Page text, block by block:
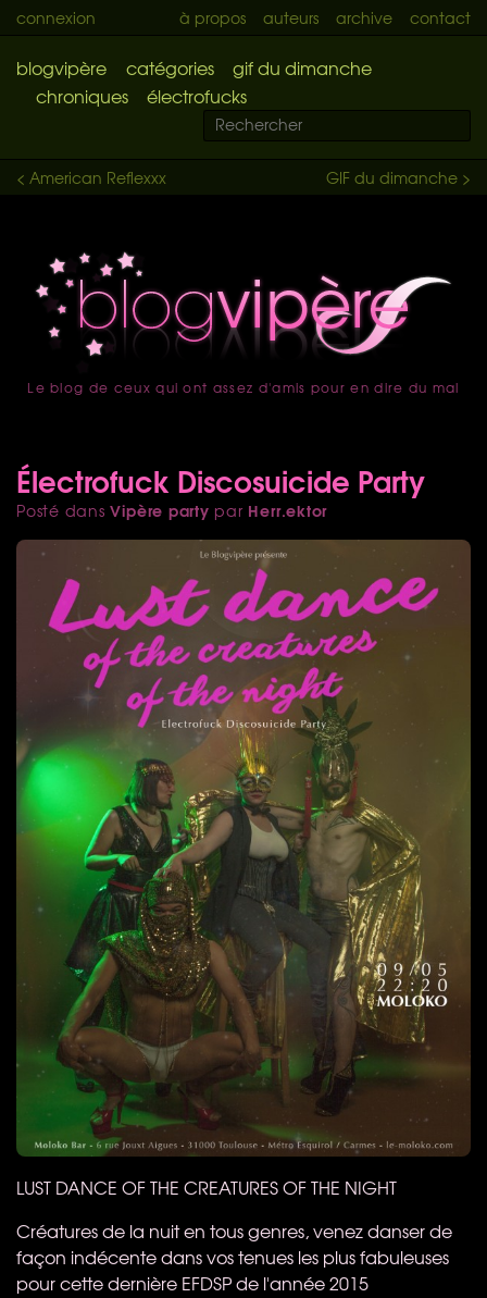
connexion à propos auteurs archive contact
blogvipère catégories
gif du dimanche
chroniques
électrofucks
GIF du dimanche >
< American Reflexxx
accueil
Le blog de ceux qui ont assez d'amis pour en dire du mal
Électrofuck Discosuicide Party
Posté dansVipère party par Herr.ektor
LUST DANCE OFTHE CREATURESOFTHE NIGHT
Créatures de la nuit en tous genres, venez danser de
façon indécente dans vos tenues les plus fabuleuses
pour cette dernière EFDSPde l'année 2015